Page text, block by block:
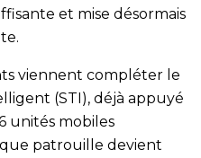
et mise désormais
viennent compléter le
(STI), déjà appuyé
unités mobiles
patrouille devient